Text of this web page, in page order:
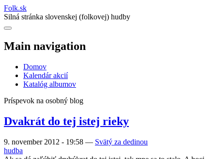
Folk.sk
Silná stránka slovenskej (folkovej) hudby
Main navigation
Domov
Kalendár akcií
Katalóg albumov
Príspevok na osobný blog
Dvakrát do tej istej rieky
9. november 2012 - 19:58 — Svätý za dedinou
hudba